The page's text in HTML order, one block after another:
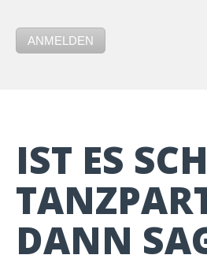
ANMELDEN
IST ES
DANN